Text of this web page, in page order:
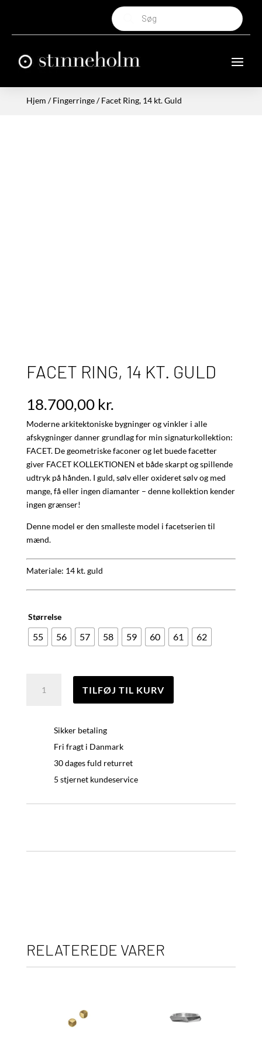
Products
search
Hjem /Fingerringe/ Facet Ring, 14 kt. Guld
FACET RING, 14 KT. GULD
18.700,00 kr.
Moderne arkitektoniske bygninger og vinkler i alle
afskygninger danner grundlag for min signaturkollektion:
FACET. De geometriske faconer og let buede facetter
giver FACET KOLLEKTIONEN et både skarpt og spillende
udtryk på hånden. I guld, sølv eller oxideret sølv og med
mange, få eller ingen diamanter – denne kollektion kender
ingen grænser!
Denne model er den smalleste model i facetserien til
mænd.
Materiale: 14 kt. guld
Størrelse
55 56 57 58 59 60 61 62
Ring,
TILFØJ TIL KURV
Sikker betaling
Fri fragt i Danmark
30 dages fuld returret
5 stjernet kundeservice
RELATEREDE VARER